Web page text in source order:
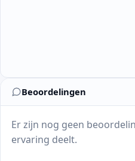
Beoordelingen
Er zijn nog geen
ervaring deelt.